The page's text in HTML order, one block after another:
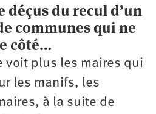
déçus du recul d’un
communes qui ne
côté…
voit plus les maires qui
les manifs, les
à la suite de